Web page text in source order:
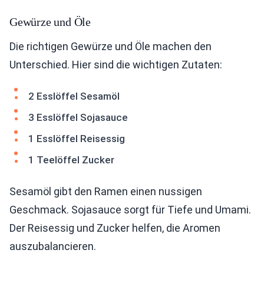
Gewürze und Öle
Die richtigen Gewürze und Öle machen den
Unterschied. Hier sind die wichtigen Zutaten:
2 Esslöffel Sesamöl
3 Esslöffel Sojasauce
1 Esslöffel Reisessig
1 Teelöffel Zucker
Sesamöl gibt den Ramen einen nussigen
Geschmack. Sojasauce sorgt für Tiefe und Umami.
Der Reisessig und Zucker helfen, die Aromen
auszubalancieren.